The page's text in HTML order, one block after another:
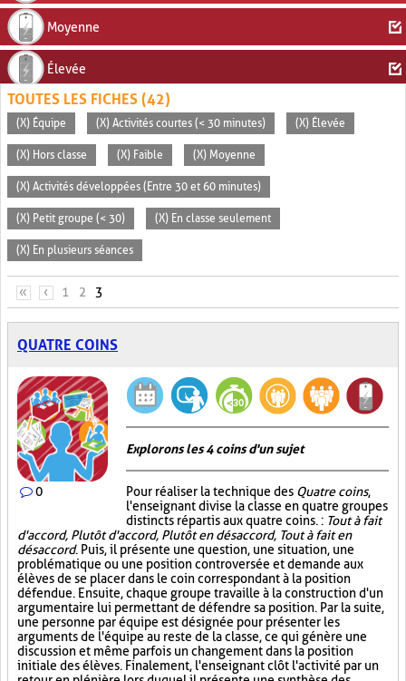
Moyenne
Élevée
TOUTES LES FICHES (42)
(X) Équipe (X) Activités courtes (< 30 minutes) (X) Élevée
(X) Hors classe (X) Faible (X) Moyenne
(X) Activités développées (Entre 30 et 60 minutes)
(X) Petit groupe (< 30) (X) En classe seulement
(X) En plusieurs séances
PAGES
« ‹ 1 2 3
QUATRE COINS
0
Explorons les 4 coins d'un sujet
Pour réaliser la technique des Quatre coins,
l'enseignant divise la classe en quatre groupes
distincts répartis aux quatre coins. : Tout à fait
d'accord, Plutôt d'accord, Plutôt en désaccord, Tout à fait en
désaccord. Puis, il présente une question, une situation, une
problématique ou une position controversée et demande aux
élèves de se placer dans le coin correspondant à la position
défendue. Ensuite, chaque groupe travaille à la construction d'un
argumentaire lui permettant de défendre sa position. Par la suite,
une personne par équipe est désignée pour présenter les
arguments de l'équipe au reste de la classe, ce qui génère une
discussion et même parfois un changement dans la position
initiale des élèves. Finalement, l'enseignant clôt l'activité par un